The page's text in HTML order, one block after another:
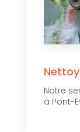
Notre
à Pont-